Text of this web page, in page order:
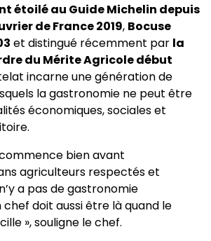
étoilé au Guide Michelin depuis
de France 2019, Bocuse
et distingué récemment par la
du Mérite Agricole début
incarne une génération de
la gastronomie ne peut être
économiques, sociales et
commence bien avant
agriculteurs respectés et
a pas de gastronomie
chef doit aussi être là quand le
», souligne le chef.